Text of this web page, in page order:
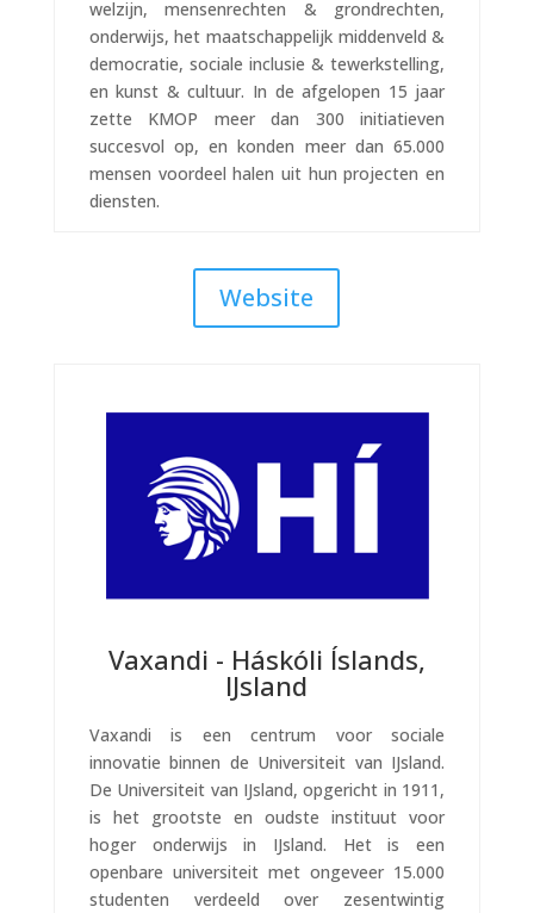
welzijn, mensenrechten & grondrechten,
onderwijs, het maatschappelijk middenveld &
democratie, sociale inclusie & tewerkstelling,
en kunst & cultuur. In de afgelopen 15 jaar
zette KMOP meer dan 300 initiatieven
succesvol op, en konden meer dan 65.000
mensen voordeel halen uit hun projecten en
diensten.
Website
Vaxandi - Háskóli Íslands,
IJsland
Vaxandi is een centrum voor sociale
innovatie binnen de Universiteit van IJsland.
De Universiteit van IJsland, opgericht in 1911,
is het grootste en oudste instituut voor
hoger onderwijs in IJsland. Het is een
openbare universiteit met ongeveer 15.000
studenten verdeeld over zesentwintig